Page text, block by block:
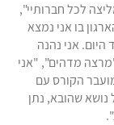
לכל חברותיי",
בו אני נמצא
אני נהנה
מדהים", "אני
הקורס עם
שהובא, נתן